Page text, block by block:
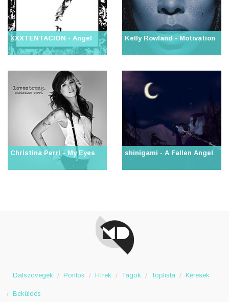
XXXTENTACION - Angel Kelly Rowland - Motivation
Christina Perri - My Eyes shinigami - A Fallen Angel
Dalszövegek Pontok Hírek Tagok Toplista Kérések
Beküldés